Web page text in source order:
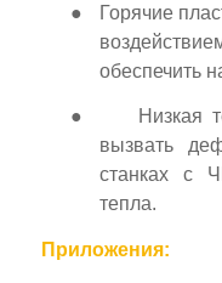
●
Горячие
обеспечить
●
Низкая
вызвать
станках с
тепла.
Приложения: